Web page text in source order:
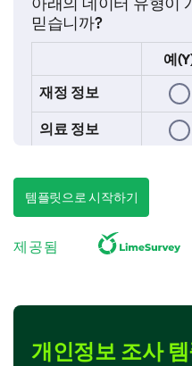
믿습니까?
예
재정 정보
의료 정보
구매 기록
검색 기록
신뢰와 데이터 보안
색해 봅시다.
템플릿으로 시작하기
제공됨
개인정보 조사